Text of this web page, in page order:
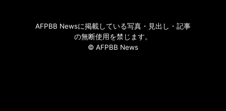
AFPBB Newsに掲載している写真・見出し・記事
の無断使用を禁じます。
© AFPBB News